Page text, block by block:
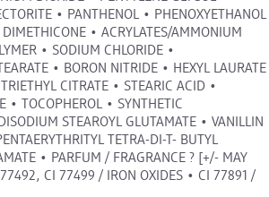
• PANTHENOL • PHENOXYETHANOL
• ACRYLATES/AMMONIUM
• SODIUM CHLORIDE •
• BORON NITRIDE • HEXYL LAURATE
CITRATE • STEARIC ACID •
• TOCOPHEROL • SYNTHETIC
STEAROYL GLUTAMATE • VANILLIN
TETRA-DI-T- BUTYL
• PARFUM / FRAGRANCE ? [+/- MAY
CI 77499 / IRON OXIDES • CI 77891 /